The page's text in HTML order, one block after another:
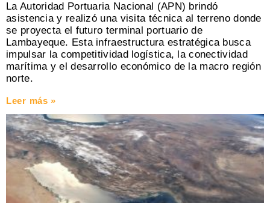
La Autoridad Portuaria Nacional (APN) brindó
asistencia y realizó una visita técnica al terreno donde
se proyecta el futuro terminal portuario de
Lambayeque. Esta infraestructura estratégica busca
impulsar la competitividad logística, la conectividad
marítima y el desarrollo económico de la macro región
norte.
Leer más »